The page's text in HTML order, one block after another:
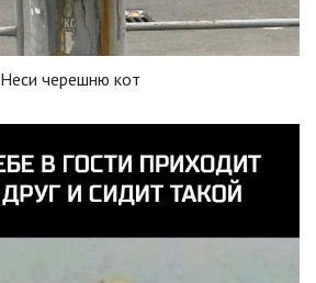
Неси черешню кот